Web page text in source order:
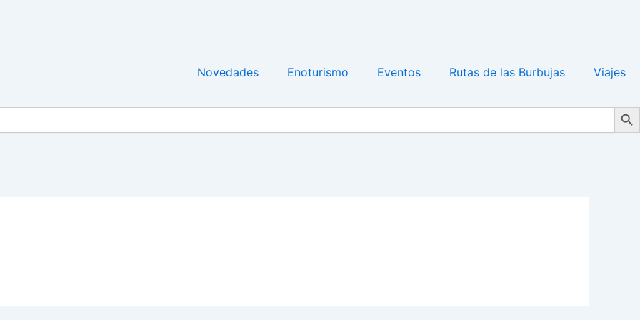
Novedades
Enoturismo Eventos Rutas de las Burbujas Viajes
Search